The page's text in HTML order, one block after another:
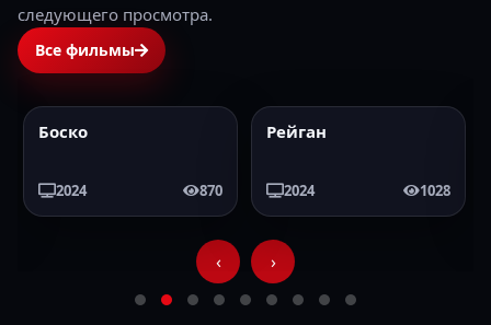
следующего просмотра.
Все фильмы
2024 HD
Боско
2024 870
2024 HD
Рейган
2024 1028
‹ ›